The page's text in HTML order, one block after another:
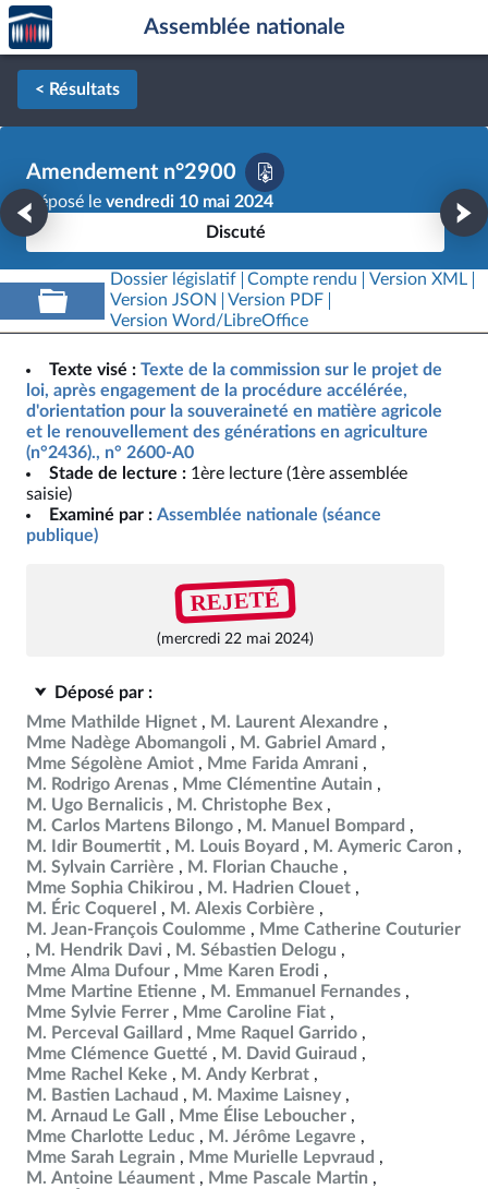
Aller au contenu
Aller en bas de la page
Accèder
à la
page
d'accueil
Assemblée nationale
< Résultats
Amendement n°2900
Déposé le vendredi 10 mai 2024
Discuté
Dossier législatif Compte rendu
Version XML
Version JSON
Version PDF
Version Word/LibreOffice
Texte visé : Texte de la commission sur le projet de
loi, après engagement de la procédure accélérée,
d'orientation pour la souveraineté en matière agricole
et le renouvellement des générations en agriculture
(n°2436)., n° 2600-A0
Stade de lecture : 1ère lecture (1ère assemblée
saisie)
Examiné par : Assemblée nationale (séance
publique)
REJETÉ
(mercredi 22 mai 2024)
Déposé par :
Mme Mathilde Hignet
M. Laurent Alexandre
Mme Nadège Abomangoli
M. Gabriel Amard
Mme Ségolène Amiot
Mme Farida Amrani
M. Rodrigo Arenas
Mme Clémentine Autain
M. Ugo Bernalicis
M. Christophe Bex
M. Carlos Martens Bilongo
M. Manuel Bompard
M. Idir Boumertit
M. Louis Boyard
M. Aymeric Caron
M. Sylvain Carrière
M. Florian Chauche
Mme Sophia Chikirou
M. Hadrien Clouet
M. Éric Coquerel
M. Alexis Corbière
M. Jean-François Coulomme
Mme Catherine Couturier
M. Hendrik Davi
M. Sébastien Delogu
Mme Alma Dufour
Mme Karen Erodi
Mme Martine Etienne
M. Emmanuel Fernandes
Mme Sylvie Ferrer
Mme Caroline Fiat
M. Perceval Gaillard
Mme Raquel Garrido
Mme Clémence Guetté
M. David Guiraud
Mme Rachel Keke
M. Andy Kerbrat
M. Bastien Lachaud
M. Maxime Laisney
M. Arnaud Le Gall
Mme Élise Leboucher
Mme Charlotte Leduc
M. Jérôme Legavre
Mme Sarah Legrain
Mme Murielle Lepvraud
M. Antoine Léaument
Mme Pascale Martin